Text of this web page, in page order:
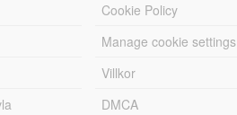
Cookie Policy
Manage cookie settings
Villkor
DMCA